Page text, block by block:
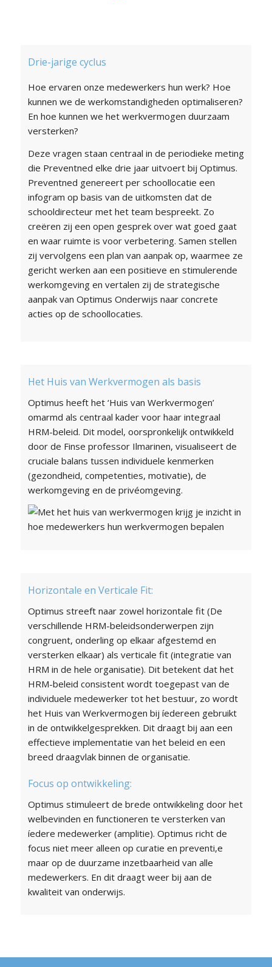
Drie-jarige cyclus
Hoe ervaren onze medewerkers hun werk? Hoe
kunnen we de werkomstandigheden optimaliseren?
En hoe kunnen we het werkvermogen duurzaam
versterken?
Deze vragen staan centraal in de periodieke meting
die Preventned elke drie jaar uitvoert bij Optimus.
Preventned genereert per schoollocatie een
infogram op basis van de uitkomsten dat de
schooldirecteur met het team bespreekt. Zo
creëren zij een open gesprek over wat goed gaat
en waar ruimte is voor verbetering. Samen stellen
zij vervolgens een plan van aanpak op, waarmee ze
gericht werken aan een positieve en stimulerende
werkomgeving en vertalen zij de strategische
aanpak van Optimus Onderwijs naar concrete
acties op de schoollocaties.
Het Huis van Werkvermogen als basis
Optimus heeft het ‘Huis van Werkvermogen’
omarmd als centraal kader voor haar integraal
HRM-beleid. Dit model, oorspronkelijk ontwikkeld
door de Finse professor Ilmarinen, visualiseert de
cruciale balans tussen individuele kenmerken
(gezondheid, competenties, motivatie), de
werkomgeving en de privéomgeving.
Horizontale en Verticale Fit:
Optimus streeft naar zowel horizontale fit (De
verschillende HRM-beleidsonderwerpen zijn
congruent, onderling op elkaar afgestemd en
versterken elkaar) als verticale fit (integratie van
HRM in de hele organisatie). Dit betekent dat het
HRM-beleid consistent wordt toegepast van de
individuele medewerker tot het bestuur, zo wordt
het Huis van Werkvermogen bij íedereen gebruikt
in de ontwikkelgesprekken. Dit draagt bij aan een
effectieve implementatie van het beleid en een
breed draagvlak binnen de organisatie.
Focus op ontwikkeling:
Optimus stimuleert de brede ontwikkeling door het
welbevinden en functioneren te versterken van
íedere medewerker (amplitie). Optimus richt de
focus niet meer alleen op curatie en preventi,e
maar op de duurzame inzetbaarheid van alle
medewerkers. En dit draagt weer bij aan de
kwaliteit van onderwijs.